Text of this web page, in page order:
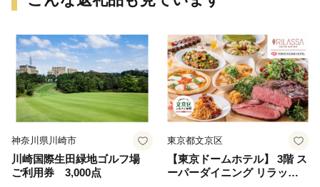
神奈川県川崎市
川崎国際生田緑地ゴルフ場
ご利用券 3,000点
東京都文京区
【東京ドームホテル】 3階 ス
ーパーダイニング リラッサ